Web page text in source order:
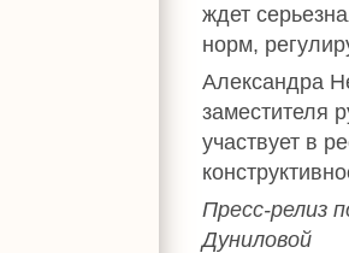
ждет
норм,
Александра
заместителя
участвует в
Пресс-релиз
Дуниловой